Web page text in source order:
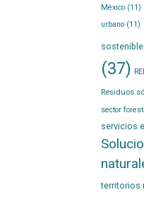
México(11)
urbano(11)
sostenible
(37)
Residuos
sector
servicios
territorios